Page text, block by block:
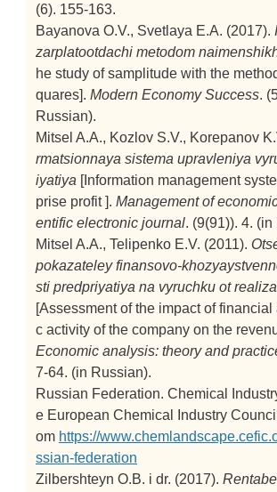
(6). 155-163.
Bayanova O.V., Svetlaya E.A. (2017).
zarplatootdachi metodom
he study of samplitude with the
quares]. Modern Economy Success.
Russian).
Mitsel A.A., Kozlov S.V., Korepanov
rmatsionnaya sistema upravleniya
iyatiya [Information management
prise profit ]. Management of
entific electronic journal. (9(91)). 4.
Mitsel A.A., Telipenko E.V. (2011).
pokazateley finansovo-
sti predpriyatiya na vyruchku ot
[Assessment of the impact of
c activity of the company on the
Economic analysis: theory and
7-64. (in Russian).
Russian Federation. Chemical
e European Chemical Industry
om https://
ssian-federation
Zilbershteyn O.B. i dr. (2017).